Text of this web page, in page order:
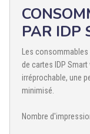
PAR IDP
Les
de cartes IDP
irréprochable, une
minimisé.
Nombre